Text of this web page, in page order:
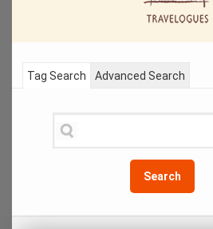
Tag Search
Search
Advanced Search